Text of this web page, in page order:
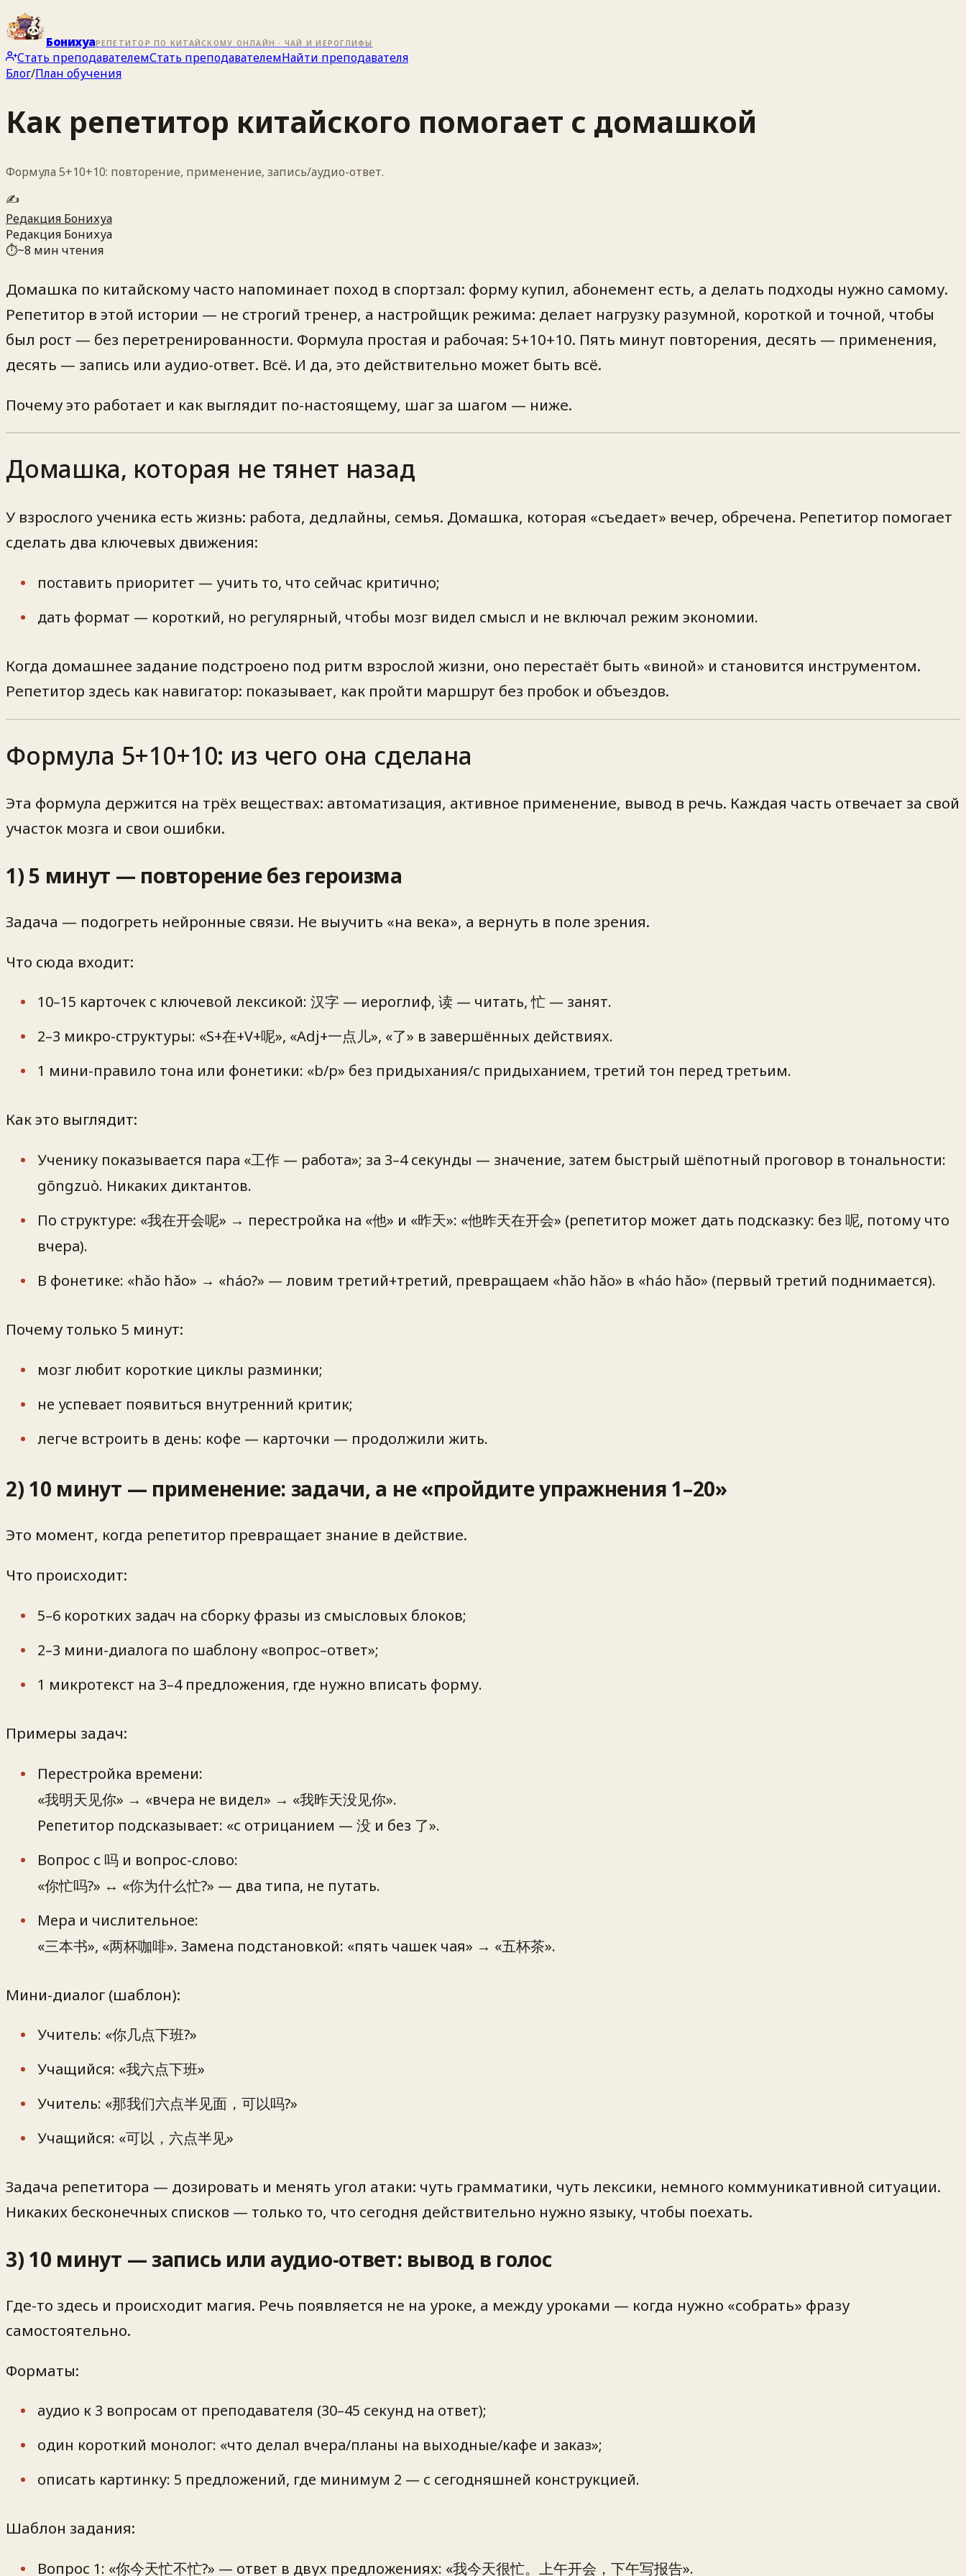
БонихуаРЕПЕТИТОР ПО КИТАЙСКОМУ ОНЛАЙН · ЧАЙ И ИЕРОГЛИФЫ
Стать преподавателемСтать преподавателемНайти преподавателя
Блог/План обучения
Как репетитор китайского помогает с домашкой
Формула 5+10+10: повторение, применение, запись/аудио-ответ.
✍️
Редакция Бонихуа
Редакция Бонихуа
⏱~8 мин чтения
Домашка по китайскому часто напоминает поход в спортзал: форму купил, абонемент есть, а делать подходы нужно самому.
Репетитор в этой истории — не строгий тренер, а настройщик режима: делает нагрузку разумной, короткой и точной, чтобы
был рост — без перетренированности. Формула простая и рабочая: 5+10+10. Пять минут повторения, десять — применения,
десять — запись или аудио-ответ. Всё. И да, это действительно может быть всё.
Почему это работает и как выглядит по-настоящему, шаг за шагом — ниже.
Домашка, которая не тянет назад
У взрослого ученика есть жизнь: работа, дедлайны, семья. Домашка, которая «съедает» вечер, обречена. Репетитор помогает
сделать два ключевых движения:
поставить приоритет — учить то, что сейчас критично;
дать формат — короткий, но регулярный, чтобы мозг видел смысл и не включал режим экономии.
Когда домашнее задание подстроено под ритм взрослой жизни, оно перестаёт быть «виной» и становится инструментом.
Репетитор здесь как навигатор: показывает, как пройти маршрут без пробок и объездов.
Формула 5+10+10: из чего она сделана
Эта формула держится на трёх веществах: автоматизация, активное применение, вывод в речь. Каждая часть отвечает за свой
участок мозга и свои ошибки.
1) 5 минут — повторение без героизма
Задача — подогреть нейронные связи. Не выучить «на века», а вернуть в поле зрения.
Что сюда входит:
10–15 карточек с ключевой лексикой: 汉字 — иероглиф, 读 — читать, 忙 — занят.
2–3 микро-структуры: «S+在+V+呢», «Adj+一点儿», «了» в завершённых действиях.
1 мини-правило тона или фонетики: «b/p» без придыхания/с придыханием, третий тон перед третьим.
Как это выглядит:
Ученику показывается пара «工作 — работа»; за 3–4 секунды — значение, затем быстрый шёпотный проговор в тональности:
gōngzuò. Никаких диктантов.
По структуре: «我在开会呢» → перестройка на «他» и «昨天»: «他昨天在开会» (репетитор может дать подсказку: без 呢, потому что
вчера).
В фонетике: «hǎo hǎo» → «háo?» — ловим третий+третий, превращаем «hǎo hǎo» в «háo hǎo» (первый третий поднимается).
Почему только 5 минут:
мозг любит короткие циклы разминки;
не успевает появиться внутренний критик;
легче встроить в день: кофе — карточки — продолжили жить.
2) 10 минут — применение: задачи, а не «пройдите упражнения 1–20»
Это момент, когда репетитор превращает знание в действие.
Что происходит:
5–6 коротких задач на сборку фразы из смысловых блоков;
2–3 мини-диалога по шаблону «вопрос–ответ»;
1 микротекст на 3–4 предложения, где нужно вписать форму.
Примеры задач:
Перестройка времени:
«我明天见你» → «вчера не видел» → «我昨天没见你».
Репетитор подсказывает: «с отрицанием — 没 и без 了».
Вопрос с 吗 и вопрос-слово:
«你忙吗?» ↔ «你为什么忙?» — два типа, не путать.
Мера и числительное:
«三本书», «两杯咖啡». Замена подстановкой: «пять чашек чая» → «五杯茶».
Мини-диалог (шаблон):
Учитель: «你几点下班?»
Учащийся: «我六点下班»
Учитель: «那我们六点半见面，可以吗?»
Учащийся: «可以，六点半见»
Задача репетитора — дозировать и менять угол атаки: чуть грамматики, чуть лексики, немного коммуникативной ситуации.
Никаких бесконечных списков — только то, что сегодня действительно нужно языку, чтобы поехать.
3) 10 минут — запись или аудио-ответ: вывод в голос
Где-то здесь и происходит магия. Речь появляется не на уроке, а между уроками — когда нужно «собрать» фразу
самостоятельно.
Форматы:
аудио к 3 вопросам от преподавателя (30–45 секунд на ответ);
один короткий монолог: «что делал вчера/планы на выходные/кафе и заказ»;
описать картинку: 5 предложений, где минимум 2 — с сегодняшней конструкцией.
Шаблон задания:
Вопрос 1: «你今天忙不忙?» — ответ в двух предложениях: «我今天很忙。上午开会，下午写报告».